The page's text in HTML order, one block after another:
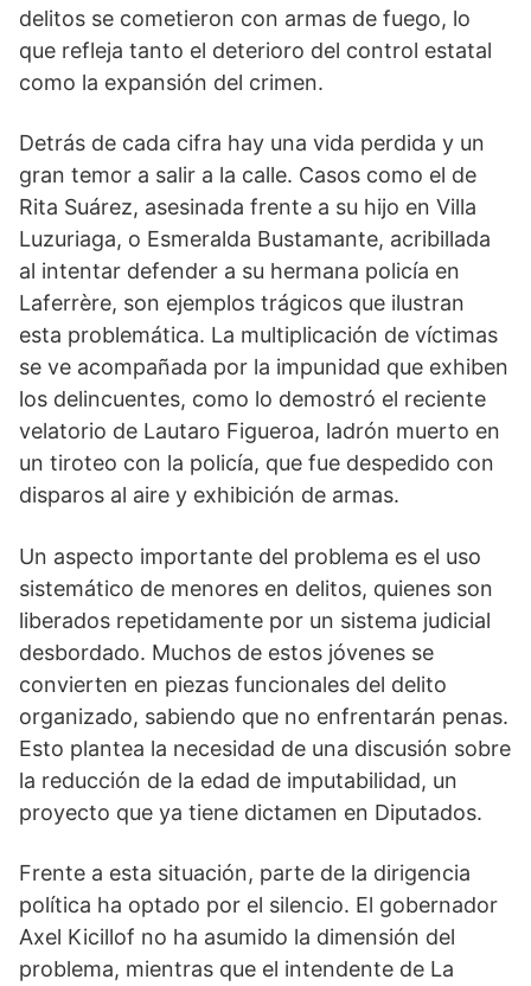
delitos se cometieron con armas de fuego, lo
que refleja tanto el deterioro del control estatal
como la expansión del crimen.
Detrás de cada cifra hay una vida perdida y un
gran temor a salir a la calle. Casos como el de
Rita Suárez, asesinada frente a su hijo en Villa
Luzuriaga, o Esmeralda Bustamante, acribillada
al intentar defender a su hermana policía en
Laferrère, son ejemplos trágicos que ilustran
esta problemática. La multiplicación de víctimas
se ve acompañada por la impunidad que exhiben
los delincuentes, como lo demostró el reciente
velatorio de Lautaro Figueroa, ladrón muerto en
un tiroteo con la policía, que fue despedido con
disparos al aire y exhibición de armas.
Un aspecto importante del problema es el uso
sistemático de menores en delitos, quienes son
liberados repetidamente por un sistema judicial
desbordado. Muchos de estos jóvenes se
convierten en piezas funcionales del delito
organizado, sabiendo que no enfrentarán penas.
Esto plantea la necesidad de una discusión sobre
la reducción de la edad de imputabilidad, un
proyecto que ya tiene dictamen en Diputados.
Frente a esta situación, parte de la dirigencia
política ha optado por el silencio. El gobernador
Axel Kicillof no ha asumido la dimensión del
problema, mientras que el intendente de La